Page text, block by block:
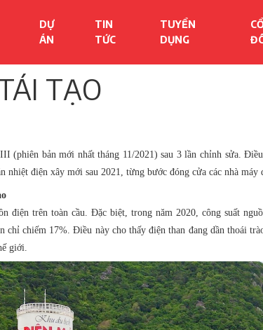
DỰ
ÁN
TIN
TỨC
TUYỂN
DỤNG
TẠO
(phiên bản mới nhất tháng 11/2021) sau 3 lần chỉnh sửa.
nhiệt điện xây mới sau 2021, từng bước đóng cửa các nhà máy
điện trên toàn cầu. Đặc biệt, trong năm 2020, công suất
chiếm 17%. Điều này cho thấy điện than đang dần thoái
giới.